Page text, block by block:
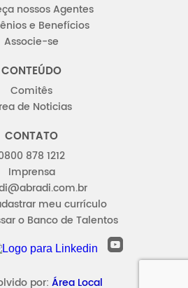
nossos Agentes
e Benefícios
Associe-se
CONTEÚDO
Comitês
de Noticias
CONTATO
878 1212
Imprensa
meu currículo
o Banco de Talentos
YOUTUBE
por: Área Local